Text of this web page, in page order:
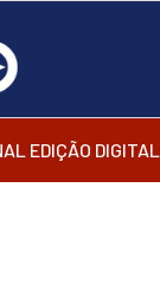
EDIÇÃO DIGITAL